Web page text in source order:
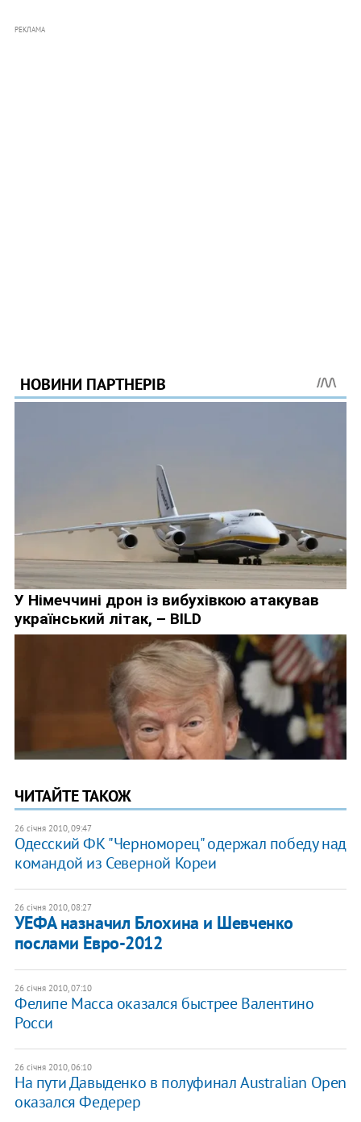
РЕКЛАМА
ЧИТАЙТЕ ТАКОЖ
26 січня 2010, 09:47
Одесский ФК "Черноморец" одержал победу над
командой из Северной Кореи
26 січня 2010, 08:27
УЕФА назначил Блохина и Шевченко
послами Евро-2012
26 січня 2010, 07:10
Фелипе Масса оказался быстрее Валентино
Росси
26 січня 2010, 06:10
На пути Давыденко в полуфинал Australian Open
оказался Федерер